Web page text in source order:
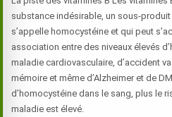
substance indésirable, un sous-
s’appelle homocystéine et qui peut
association entre des niveaux élevés
maladie cardiovasculaire, d’accident
mémoire et même d’Alzheimer et de
d’homocystéine dans le sang, plus le
maladie est élevé.